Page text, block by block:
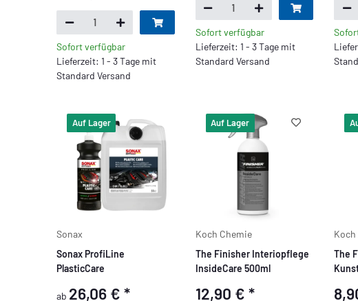
Sofort verfügbar
Lieferzeit: 1 - 3 Tage mit
Standard Versand
Sofort verfügbar
Lieferzeit: 1 - 3 Tage mit
Standard Versand
Auf Lager
Sonax
Sonax ProfiLine
PlasticCare
ab 26,06 €*
Auf Lager
Koch Chemie
The Finisher Interiopflege
InsideCare 500ml
12,90 € *
Koch
The